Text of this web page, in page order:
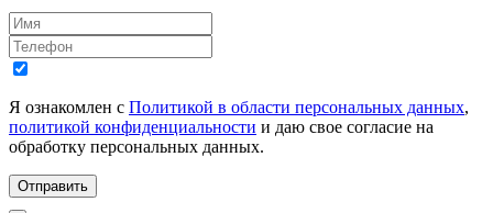
Я ознакомлен с Политикой в области персональных данных,
политикой конфиденциальности и даю свое согласие на
обработку персональных данных.
Отправить